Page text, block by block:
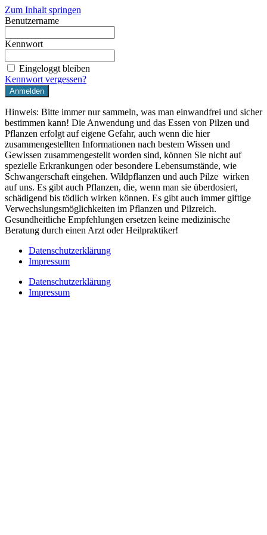
Zum Inhalt springen
Benutzername
Kennwort
Eingeloggt bleiben
Kennwort vergessen?
Hinweis: Bitte immer nur sammeln, was man einwandfrei und sicher
bestimmen kann! Die Anwendung und das Essen von Pilzen und
Pflanzen erfolgt auf eigene Gefahr, auch wenn die hier
zusammengestellten Informationen nach bestem Wissen und
Gewissen zusammengestellt worden sind, können Sie nicht auf
spezielle Erkrankungen oder besondere Lebensumstände, wie
Schwangerschaft eingehen. Wildpflanzen und auch Pilze wirken
auf uns. Es gibt auch Pflanzen, die, wenn man sie überdosiert,
schädigend bis tödlich wirken können. Es gibt auch immer giftige
Verwechslungsmöglichkeiten im Pflanzen und Pilzreich.
Gesundheitliche Empfehlungen ersetzen keine medizinische
Beratung durch einen Arzt oder Heilpraktiker!
Datenschutzerklärung
Impressum
Datenschutzerklärung
Impressum